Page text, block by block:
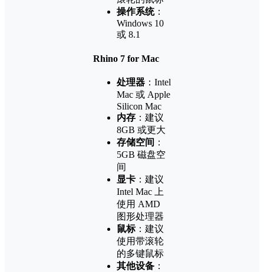
操作系统：
Windows 10
或 8.1
Rhino 7 for Mac
处理器 ：Intel
Mac 或 Apple
Silicon Mac
内存 ：建议
8GB 或更大
存储空间 ：
5GB 磁盘空
间
显卡 ：建议
Intel Mac 上
使用 AMD
图形处理器
鼠标：建议
使用带滚轮
的多键鼠标
其他设备 ：